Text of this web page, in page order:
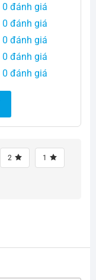
| 0 đánh giá
| 0 đánh giá
| 0 đánh giá
| 0 đánh giá
| 0 đánh giá
2 1